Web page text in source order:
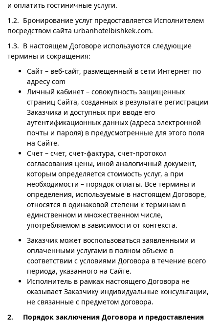
и оплатить гостиничные услуги.
1.2. Бронирование услуг предоставляется Исполнителем
посредством сайта urbanhotelbishkek.com.
1.3. В настоящем Договоре используются следующие
термины и сокращения:
Сайт – веб-сайт, размещенный в сети Интернет по
адресу com
Личный кабинет – совокупность защищенных
страниц Сайта, созданных в результате регистрации
Заказчика и доступных при вводе его
аутентификационных данных (адреса электронной
почты и пароля) в предусмотренные для этого поля
на Сайте.
Счет – счет, счет-фактура, счет-протокол
согласования цены, иной аналогичный документ,
которым определяется стоимость услуг, а при
необходимости – порядок оплаты. Все термины и
определения, используемые в настоящем Договоре,
относятся в одинаковой степени к терминам в
единственном и множественном числе,
употребляемом в зависимости от контекста.
Заказчик может воспользоваться заявленными и
оплаченными услугами в полном объеме в
соответствии с условиями Договора в течение всего
периода, указанного на Сайте.
Исполнитель в рамках настоящего Договора не
оказывает Заказчику индивидуальные консультации,
не связанные с предметом договора.
2. Порядок заключения Договора и предоставления